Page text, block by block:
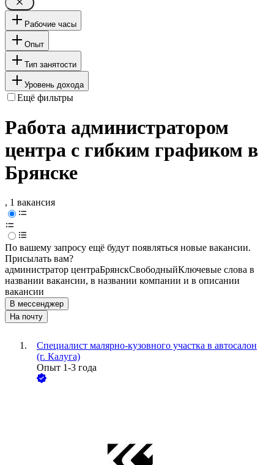
Рабочие часы
Опыт
Тип занятости
Уровень дохода
Ещё фильтры
Работа администратором
центра с гибким графиком в
Брянске
, 1 вакансия
По вашему запросу ещё будут появляться новые вакансии.
Присылать вам?
администратор центраБрянскСвободныйКлючевые слова в
названии вакансии, в названии компании и в описании
вакансии
В мессенджер
На почту
Специалист малярно-кузовного участка в автосалон
(г. Калуга)
Опыт 1-3 года